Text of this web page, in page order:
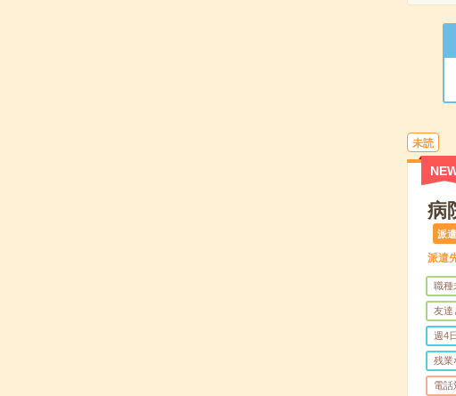
未読
病
派遣
派遣
職種
友達
週4
残業
電話